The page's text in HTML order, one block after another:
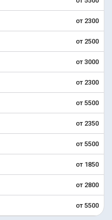
от 2300
от 2500
от 3000
от 2300
от 5500
от 2350
от 5500
от 1850
от 2800
от 5500